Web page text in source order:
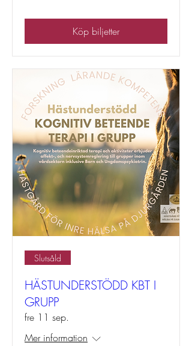
Köp biljetter
Slutsåld
HÄSTUNDERSTÖDD KBT I
GRUPP
fre 11 sep.
Mer information